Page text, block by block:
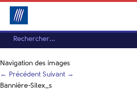
Navigation des images
← Précédent Suivant →
Bannière-Silex_s